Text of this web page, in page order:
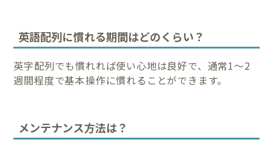
英語配列に慣れる期間はどのくらい？
英字配列でも慣れれば使い心地は良好で、通常1〜2
週間程度で基本操作に慣れることができます。
メンテナンス方法は？